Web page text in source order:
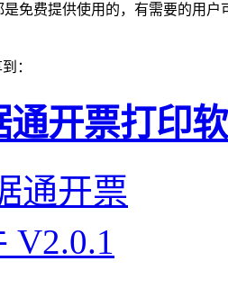
免费提供使用的，有需要的用户
：
通开票打印